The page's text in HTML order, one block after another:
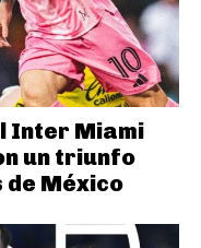
Inter Miami
un triunfo
de México